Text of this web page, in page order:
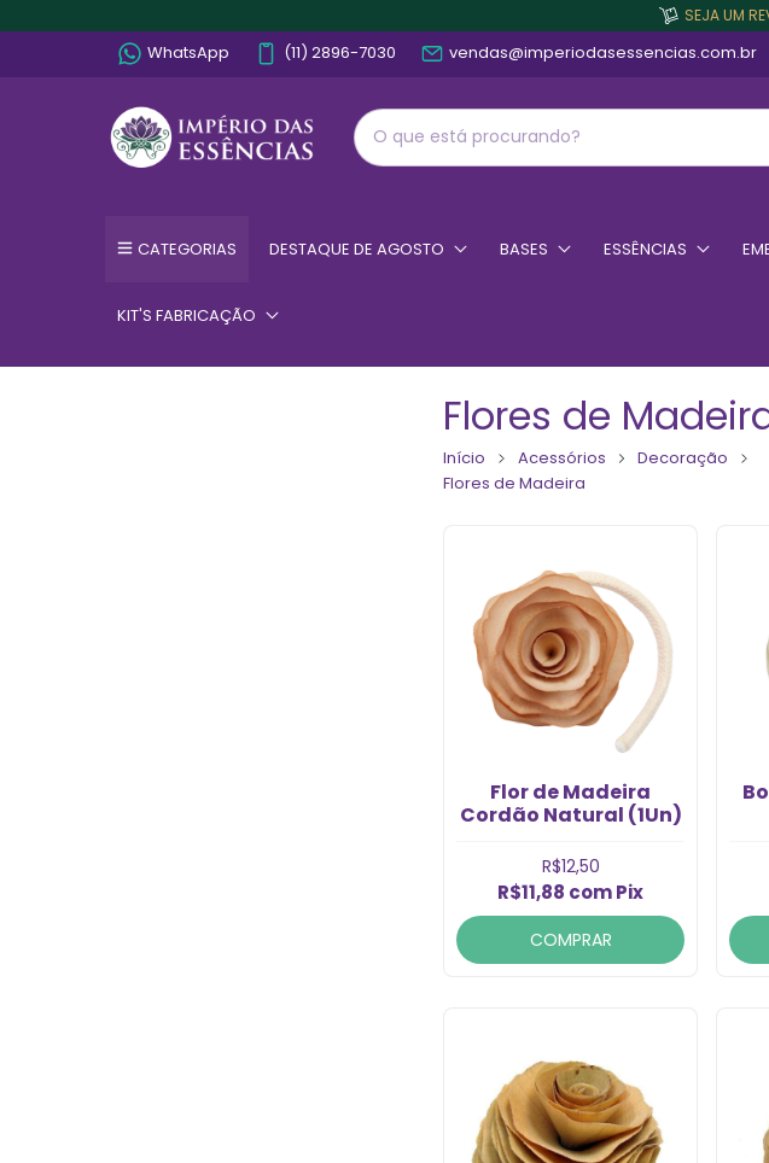
SEJA UM
WhatsApp (11) 2896-7030 vendas@imperiodasessencias.com.br
CATEGORIAS DESTAQUE DE AGOSTO BASES ESSÊNCIAS
KIT'S FABRICAÇÃO
Flores de
Início Acessórios
Decoração
Flores de Madeira
Flor de Madeira
Cordão Natural (1Un)
R$12,50
R$11,88 comPix
COMPRAR